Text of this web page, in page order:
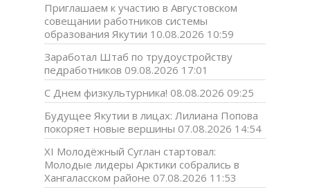
Приглашаем к участию в Августовском
совещании работников системы
образования Якутии 10.08.2026 10:59
Заработал Штаб по трудоустройству
педработников 09.08.2026 17:01
С Днем физкультурника! 08.08.2026 09:25
Будущее Якутии в лицах: Лилиана Попова
покоряет новые вершины 07.08.2026 14:54
XI Молодёжный Суглан стартовал:
Молодые лидеры Арктики собрались в
Хангаласском районе 07.08.2026 11:53